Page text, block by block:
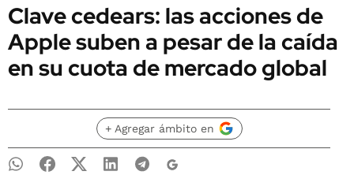
Clave cedears: las acciones de
Apple suben a pesar de la caída
en su cuota de mercado global
+ Agregar ámbito en